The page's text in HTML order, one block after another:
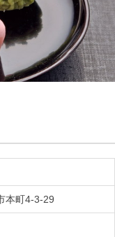
本町4-3-29